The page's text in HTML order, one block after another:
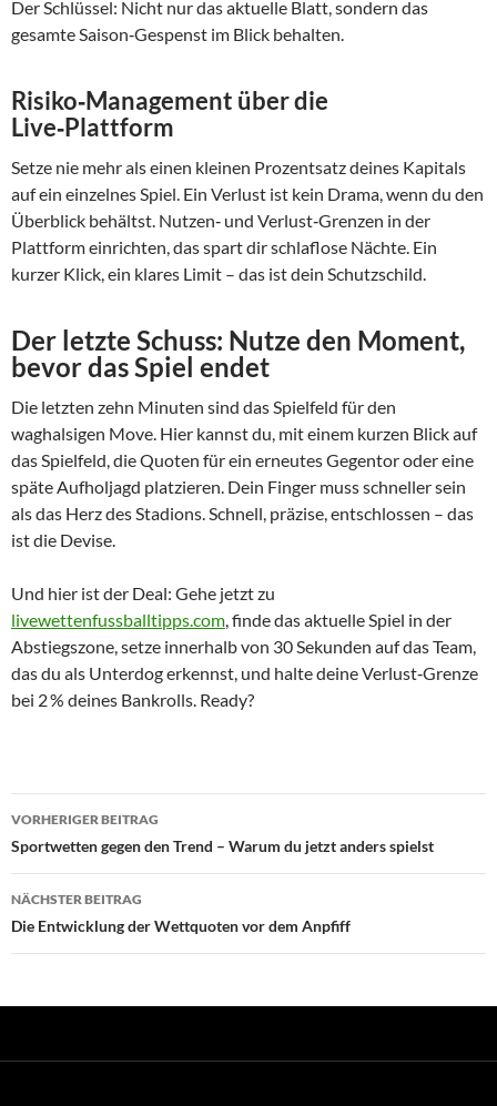
Der Schlüssel: Nicht nur das aktuelle Blatt, sondern das
gesamte Saison‑Gespenst im Blick behalten.
Risiko‑Management über die
Live‑Plattform
Setze nie mehr als einen kleinen Prozentsatz deines Kapitals
auf ein einzelnes Spiel. Ein Verlust ist kein Drama, wenn du den
Überblick behältst. Nutzen‑ und Verlust‑Grenzen in der
Plattform einrichten, das spart dir schlaflose Nächte. Ein
kurzer Klick, ein klares Limit – das ist dein Schutzschild.
Der letzte Schuss: Nutze den Moment,
bevor das Spiel endet
Die letzten zehn Minuten sind das Spielfeld für den
waghalsigen Move. Hier kannst du, mit einem kurzen Blick auf
das Spielfeld, die Quoten für ein erneutes Gegentor oder eine
späte Aufholjagd platzieren. Dein Finger muss schneller sein
als das Herz des Stadions. Schnell, präzise, entschlossen – das
ist die Devise.
Und hier ist der Deal: Gehe jetzt zu
livewettenfussballtipps.com, finde das aktuelle Spiel in der
Abstiegszone, setze innerhalb von 30 Sekunden auf das Team,
das du als Unterdog erkennst, und halte deine Verlust‑Grenze
bei 2 % deines Bankrolls. Ready?
Beitragsnavigation
VORHERIGER BEITRAG
Sportwetten gegen den Trend – Warum du jetzt anders spielst
NÄCHSTER BEITRAG
Die Entwicklung der Wettquoten vor dem Anpfiff